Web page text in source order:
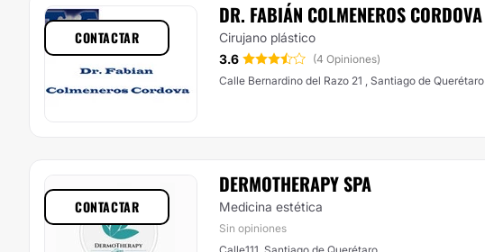
DR. FABIÁN COLMENEROS CORDOVA
Cirujano plástico
3.6
(4 Opiniones)
Calle Bernardino del Razo 21 , Santiago de Querétaro
CONTACTAR
DERMOTHERAPY SPA
Medicina estética
Sin opiniones
CONTACTAR